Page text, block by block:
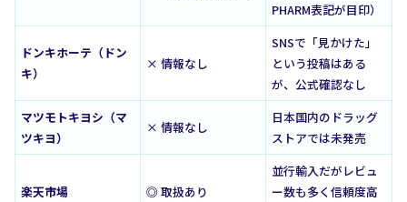
PHARM表記が目印）
ドンキホーテ（ドン
キ）
× 情報なし
SNSで「見かけた」
という投稿はある
が、公式確認なし
マツモトキヨシ（マ
ツキヨ）
× 情報なし
日本国内のドラッグ
ストアでは未発売
楽天市場 ◎ 取扱あり
並行輸入だがレビュ
ー数も多く信頼度高